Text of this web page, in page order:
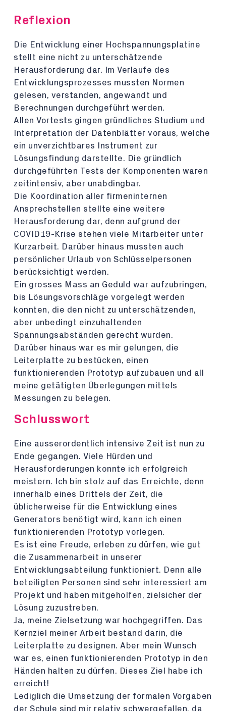
Reflexion
Die Entwicklung einer Hochspannungsplatine
stellt eine nicht zu unterschätzende
Herausforderung dar. Im Verlaufe des
Entwicklungsprozesses mussten Normen
gelesen, verstanden, angewandt und
Berechnungen durchgeführt werden.
Allen Vortests gingen gründliches Studium und
Interpretation der Datenblätter voraus, welche
ein unverzichtbares Instrument zur
Lösungsfindung darstellte. Die gründlich
durchgeführten Tests der Komponenten waren
zeitintensiv, aber unabdingbar.
Die Koordination aller firmeninternen
Ansprechstellen stellte eine weitere
Herausforderung dar, denn aufgrund der
COVID19-Krise stehen viele Mitarbeiter unter
Kurzarbeit. Darüber hinaus mussten auch
persönlicher Urlaub von Schlüsselpersonen
berücksichtigt werden.
Ein grosses Mass an Geduld war aufzubringen,
bis Lösungsvorschläge vorgelegt werden
konnten, die den nicht zu unterschätzenden,
aber unbedingt einzuhaltenden
Spannungsabständen gerecht wurden.
Darüber hinaus war es mir gelungen, die
Leiterplatte zu bestücken, einen
funktionierenden Prototyp aufzubauen und all
meine getätigten Überlegungen mittels
Messungen zu belegen.
Schlusswort
Eine ausserordentlich intensive Zeit ist nun zu
Ende gegangen. Viele Hürden und
Herausforderungen konnte ich erfolgreich
meistern. Ich bin stolz auf das Erreichte, denn
innerhalb eines Drittels der Zeit, die
üblicherweise für die Entwicklung eines
Generators benötigt wird, kann ich einen
funktionierenden Prototyp vorlegen.
Es ist eine Freude, erleben zu dürfen, wie gut
die Zusammenarbeit in unserer
Entwicklungsabteilung funktioniert. Denn alle
beteiligten Personen sind sehr interessiert am
Projekt und haben mitgeholfen, zielsicher der
Lösung zuzustreben.
Ja, meine Zielsetzung war hochgegriffen. Das
Kernziel meiner Arbeit bestand darin, die
Leiterplatte zu designen. Aber mein Wunsch
war es, einen funktionierenden Prototyp in den
Händen halten zu dürfen. Dieses Ziel habe ich
erreicht!
Lediglich die Umsetzung der formalen Vorgaben
der Schule sind mir relativ schwergefallen, da